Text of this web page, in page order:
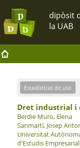
Estadísticas de uso
Dret industrial i
Berdie Muro, Elena
Sanmartí, Josep
Universitat
d'Estudis